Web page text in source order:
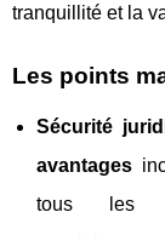
tranquillité et la
Les points
Sécurité
avantages
tous les